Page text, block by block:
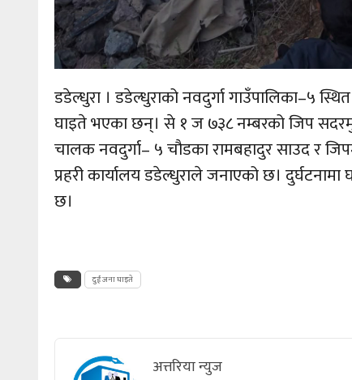
डडेल्धुरा । डडेल्धुराको नवदुर्गा गाउँपालिका–५
घाइते भएका छन्। से १ ज ७३८ नम्बरको जिप
चालक नवदुर्गा– ५ चौडका रामबहादुर साउद र
प्रहरी कार्यालय डडेल्धुराले जनाएको छ।
छ।
दुई जना घाइते
अत्तरिया न्युज